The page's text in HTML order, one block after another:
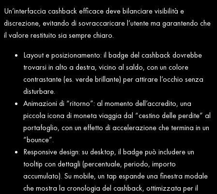
Un’interfaccia cashback efficace deve bilanciare visibilità e
discrezione, evitando di sovraccaricare l’utente ma garantendo che
il valore restituito sia sempre chiaro.
Layout e posizionamento: il badge del cashback dovrebbe
trovarsi in alto a destra, vicino al saldo, con un colore
contrastante (es. verde brillante) per attirare l’occhio senza
disturbare.
Animazioni di “ritorno”: al momento dell’accredito, una
piccola icona di moneta viaggia dal “cestino delle perdite” al
portafoglio, con un effetto di accelerazione che termina in un
“bounce”.
Responsive design: su desktop, il badge può includere un
tooltip con dettagli (percentuale, periodo, importo
accumulato). Su mobile, un tap espande una finestra modale
che mostra la cronologia del cashback, ottimizzata per il